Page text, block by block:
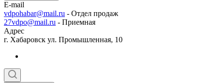
E-mail
vdpohabar@mail.ru - Отдел продаж
27vdpo@mail.ru - Приемная
Адрес
г. Хабаровск ул. Промышленная, 10